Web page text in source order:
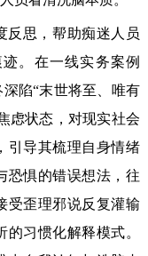
反思，帮助痴迷人员
。在一线实务案例
陷“末世将至、唯有
虑状态，对现实社会
引导其梳理自身情绪
恐惧的错误想法，往
受歪理邪说反复灌输
习惯化解释模式。